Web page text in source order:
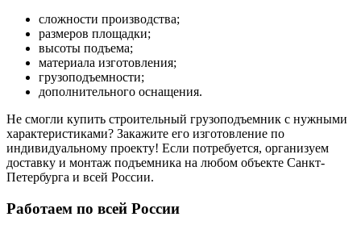
сложности производства;
размеров площадки;
высоты подъема;
материала изготовления;
грузоподъемности;
дополнительного оснащения.
Не смогли купить строительный грузоподъемник с нужными
характеристиками? Закажите его изготовление по
индивидуальному проекту! Если потребуется, организуем
доставку и монтаж подъемника на любом объекте Санкт-
Петербурга и всей России.
Работаем по всей России